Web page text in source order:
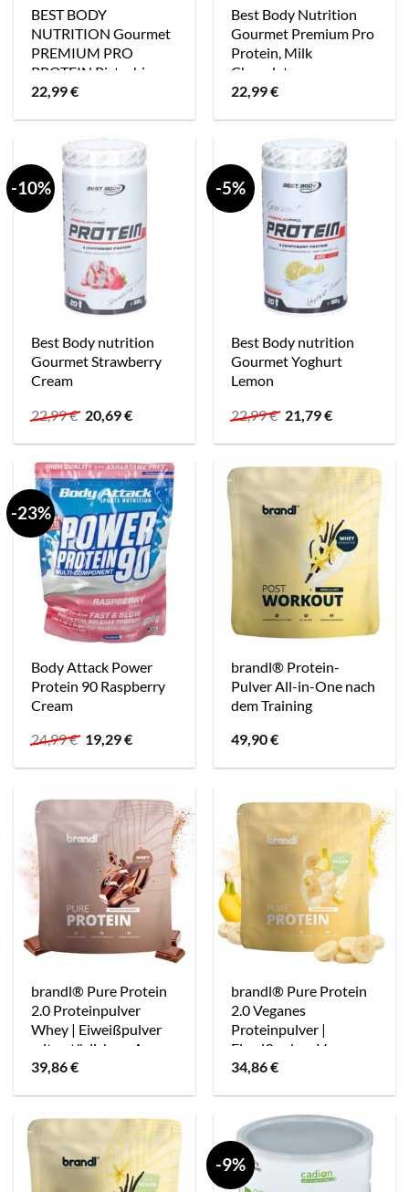
BEST BODY
NUTRITION Gourmet
PREMIUM PRO
PROTEIN Pistachio
22,99€
Best Body Nutrition
Gourmet Premium Pro
Protein, Milk
Chocolate
22,99€
-10%
Best Body nutrition
Gourmet Strawberry
Cream
22,99€ Ursprünglicher
Preis
war:
22,99 €
20,69€Aktueller
ist:
-5%
Best Body nutrition
Gourmet Yoghurt
Lemon
22,99€ Ursprünglicher
Preis
war:
21,79€Aktueller
ist:
-23%
Body Attack Power
Protein 90 Raspberry
Cream
24,99€ Ursprünglicher
war:
19,29€Aktueller
ist:
brandl® Protein-
Pulver All-in-One nach
dem Training
49,90€
brandl® Pure Protein
2.0 Proteinpulver
Whey | Eiweißpulver
mit natürlichem Aroma
39,86€
brandl® Pure Protein
2.0 Veganes
Proteinpulver |
Eiweißpulver Vegan
mit natürlichem Aroma
34,86€
-9%